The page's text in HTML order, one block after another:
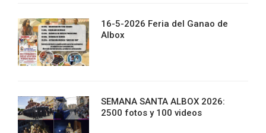
16-5-2026 Feria del Ganao de
Albox
SEMANA SANTA ALBOX 2026:
2500 fotos y 100 videos